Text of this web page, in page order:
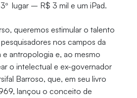
lugar – R$ 3 mil e um iPad.
queremos estimular o talento
nos campos da
antropologia e, ao mesmo
o intelectual e ex-governador
Barroso, que, em seu livro
lançou o conceito de